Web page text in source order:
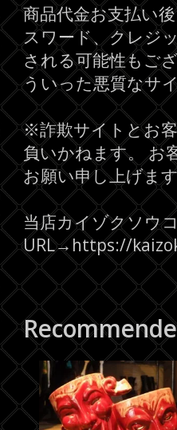
商品代金お支払い
スワード、クレジ
される可能性もご
ういった悪質なサ
※詐欺サイトとお
負いかねます。 お
お願い申し上げま
当店カイゾクソウ
URL→https://